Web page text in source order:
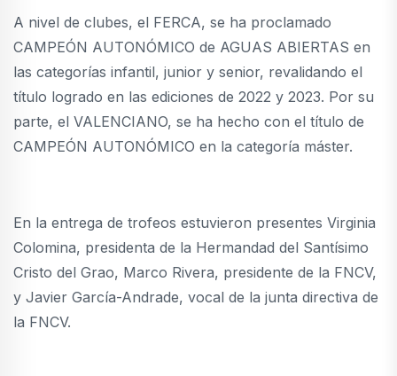
A nivel de clubes, el FERCA, se ha proclamado
CAMPEÓN AUTONÓMICO de AGUAS ABIERTAS en
las categorías infantil, junior y senior, revalidando el
título logrado en las ediciones de 2022 y 2023. Por su
parte, el VALENCIANO, se ha hecho con el título de
CAMPEÓN AUTONÓMICO en la categoría máster.
En la entrega de trofeos estuvieron presentes Virginia
Colomina, presidenta de la Hermandad del Santísimo
Cristo del Grao, Marco Rivera, presidente de la FNCV,
y Javier García-Andrade, vocal de la junta directiva de
la FNCV.